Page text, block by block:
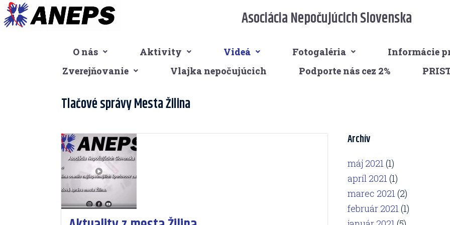
Preskočiť
na
Asociácia Nepočujúcich Slovenska
O nás Aktivity Videá Fotogaléria Informácie
Zverejňovanie
Vlajka nepočujúcich Podporte nás cez 2%
Tlačové správy Mesta Žilina
Archív
máj 2021(1)
apríl 2021(1)
marec 2021(2)
február 2021(1)